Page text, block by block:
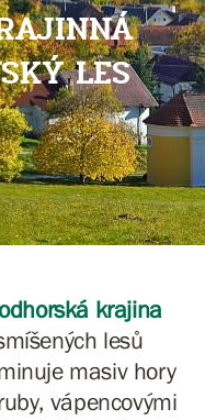
LES
krajina
lesů
masiv hory
vápencovými